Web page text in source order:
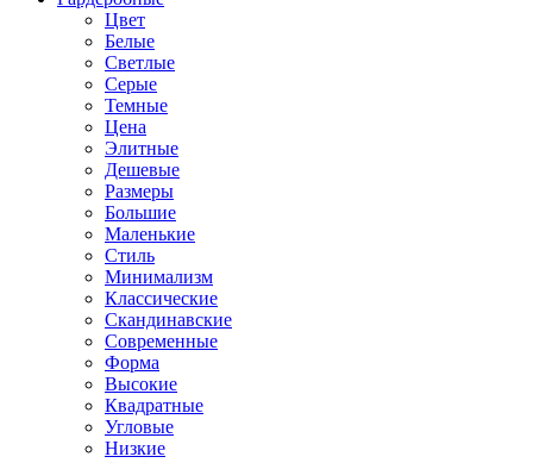
Цвет
Белые
Светлые
Серые
Темные
Цена
Элитные
Дешевые
Размеры
Большие
Маленькие
Стиль
Минимализм
Классические
Скандинавские
Современные
Форма
Высокие
Квадратные
Угловые
Низкие